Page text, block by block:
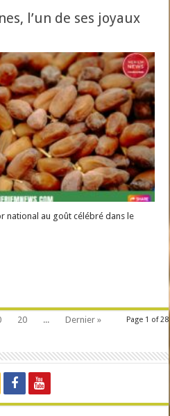
l’un de ses joyaux
national au goût célébré dans le
Page 1 of 28
20 ... Dernier »